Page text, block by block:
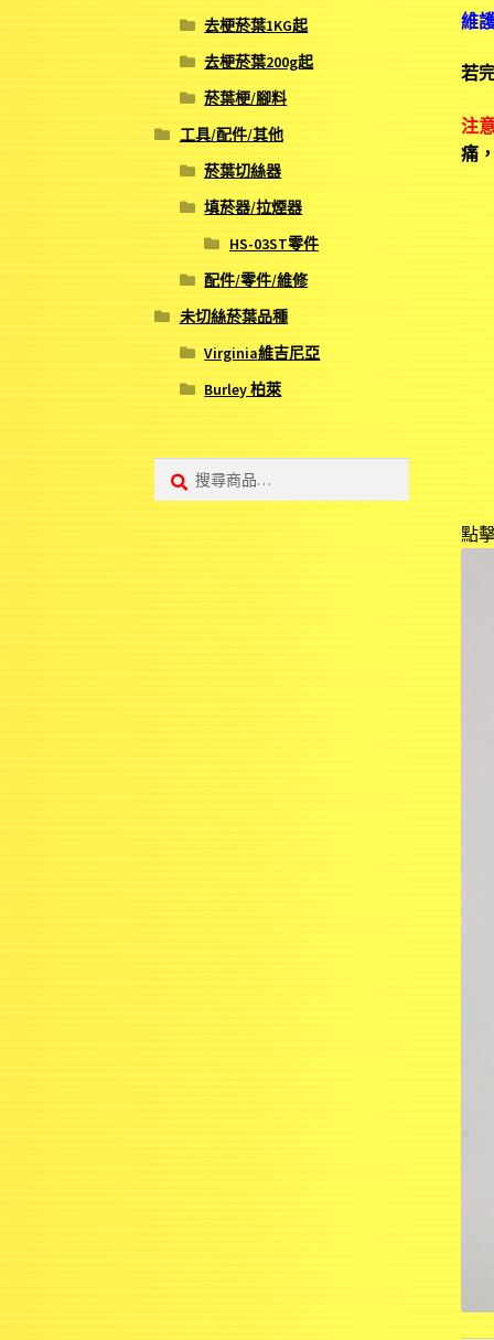
維
若
注
痛
點
去梗菸葉1KG起
去梗菸葉200g起
菸葉梗/腳料
工具/配件/其他
菸葉切絲器
填菸器/拉煙器
HS-03ST零件
配件/零件/維修
未切絲菸葉品種
Virginia維吉尼亞
Burley 柏萊